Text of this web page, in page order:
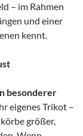
– im Rahmen
und einer
kennt.
besonderer
eigenes Trikot –
größer,